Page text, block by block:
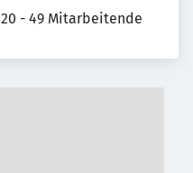
20 - 49 Mitarbeitende